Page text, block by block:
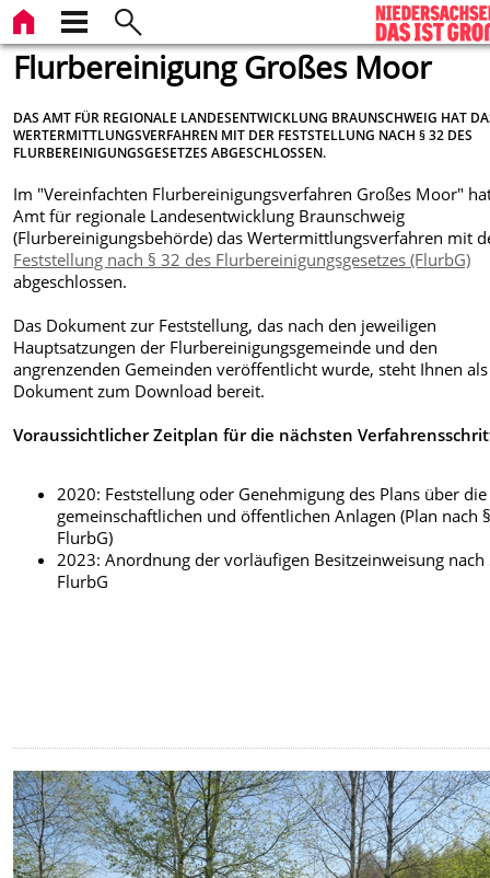
Flurbereinigung Großes Moor
DAS AMT FÜR REGIONALE LANDESENTWICKLUNG BRAUNSCHWEIG HAT
WERTERMITTLUNGSVERFAHREN MIT DER FESTSTELLUNG NACH § 32 DES
FLURBEREINIGUNGSGESETZES ABGESCHLOSSEN.
Im "Vereinfachten Flurbereinigungsverfahren Großes Moor"
Amt für regionale Landesentwicklung Braunschweig
(Flurbereinigungsbehörde) das Wertermittlungsverfahren mit
Feststellung nach § 32 des Flurbereinigungsgesetzes (FlurbG)
abgeschlossen.
Das Dokument zur Feststellung, das nach den jeweiligen
Hauptsatzungen der Flurbereinigungsgemeinde und den
angrenzenden Gemeinden veröffentlicht wurde, steht Ihnen als
Dokument zum Download bereit.
Voraussichtlicher Zeitplan für die nächsten
2020: Feststellung oder Genehmigung des Plans über die
gemeinschaftlichen und öffentlichen Anlagen (Plan nach
FlurbG)
2023: Anordnung der vorläufigen Besitzeinweisung nach
FlurbG